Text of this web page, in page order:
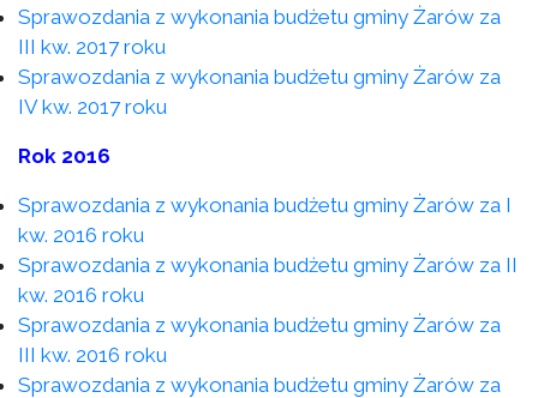
Sprawozdania z wykonania budżetu gminy Żarów za
III kw. 2017 roku
Sprawozdania z wykonania budżetu gminy Żarów za
IV kw. 2017 roku
Rok 2016
Sprawozdania z wykonania budżetu gminy Żarów za I
kw. 2016 roku
Sprawozdania z wykonania budżetu gminy Żarów za II
kw. 2016 roku
Sprawozdania z wykonania budżetu gminy Żarów za
III kw. 2016 roku
Sprawozdania z wykonania budżetu gminy Żarów za